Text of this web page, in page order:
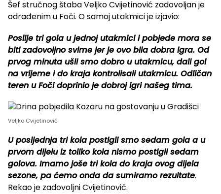
Šef stručnog štaba Veljko Cvijetinović zadovoljan je
odrađenim u Foči. O samoj utakmici je izjavio:
Poslije tri gola u jednoj utakmici i pobjede mora se
biti zadovoljno svime jer je ovo bila dobra igra. Od
prvog minuta ušli smo dobro u utakmicu, dali gol
na vrijeme i do kraja kontrolisali utakmicu. Odličan
teren u Foči doprinio je dobroj igri našeg tima.
Veljko Cvijetinović
U posljednja tri kola postigli smo sedam gola a u
prvom dijelu iz toliko kola nismo postigli sedam
golova. Imamo joše tri kola do kraja ovog dijela
sezone, pa ćemo onda da sumiramo rezultate.
Rekao je zadovoljni Cvijetinović.